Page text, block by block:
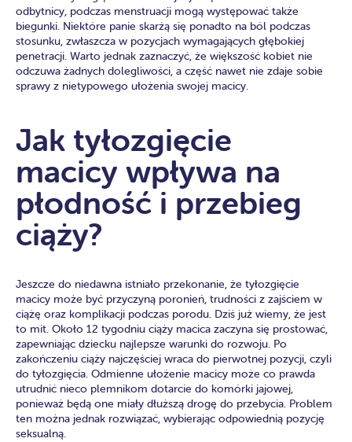
odbytnicy, podczas menstruacji mogą występować także
biegunki. Niektóre panie skarżą się ponadto na ból podczas
stosunku, zwłaszcza w pozycjach wymagających głębokiej
penetracji. Warto jednak zaznaczyć, że większość kobiet nie
odczuwa żadnych dolegliwości, a część nawet nie zdaje sobie
sprawy z nietypowego ułożenia swojej macicy.
Jak tyłozgięcie
macicy wpływa na
płodność i przebieg
ciąży?
Jeszcze do niedawna istniało przekonanie, że tyłozgięcie
macicy może być przyczyną poronień, trudności z zajściem w
ciążę oraz komplikacji podczas porodu. Dziś już wiemy, że jest
to mit. Około 12 tygodniu ciąży macica zaczyna się prostować,
zapewniając dziecku najlepsze warunki do rozwoju. Po
zakończeniu ciąży najczęściej wraca do pierwotnej pozycji, czyli
do tyłozgięcia. Odmienne ułożenie macicy może co prawda
utrudnić nieco plemnikom dotarcie do komórki jajowej,
ponieważ będą one miały dłuższą drogę do przebycia. Problem
ten można jednak rozwiązać, wybierając odpowiednią pozycję
seksualną.